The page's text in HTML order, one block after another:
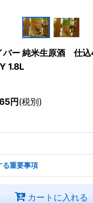
バー 純米生原酒 仕
1.8L
円(税別)
る重要事項
カートに入れる